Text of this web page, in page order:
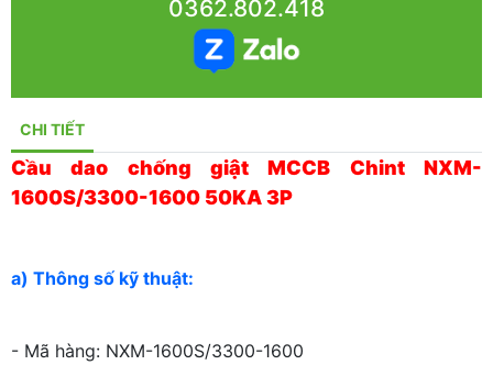
0362.802.418
CHI TIẾT
Cầu dao chống giật MCCB Chint NXM-
1600S/3300-1600 50KA 3P
a) Thông số kỹ thuật:
- Mã hàng: NXM-1600S/3300-1600